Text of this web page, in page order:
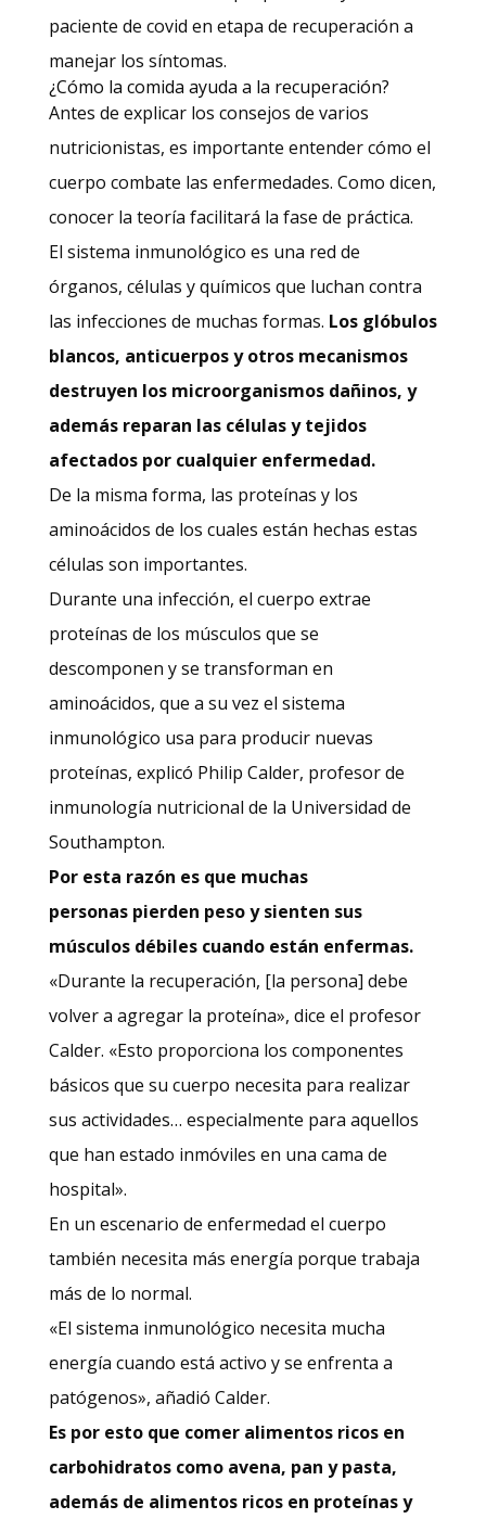
paciente de covid en etapa de recuperación a
manejar los síntomas.
¿Cómo la comida ayuda a la recuperación?
Antes de explicar los consejos de varios
nutricionistas, es importante entender cómo el
cuerpo combate las enfermedades. Como dicen,
conocer la teoría facilitará la fase de práctica.
El sistema inmunológico es una red de
órganos, células y químicos que luchan contra
las infecciones de muchas formas. Los glóbulos
blancos, anticuerpos y otros mecanismos
destruyen los microorganismos dañinos, y
además reparan las células y tejidos
afectados por cualquier enfermedad.
De la misma forma, las proteínas y los
aminoácidos de los cuales están hechas estas
células son importantes.
Durante una infección, el cuerpo extrae
proteínas de los músculos que se
descomponen y se transforman en
aminoácidos, que a su vez el sistema
inmunológico usa para producir nuevas
proteínas, explicó Philip Calder, profesor de
inmunología nutricional de la Universidad de
Southampton.
Por esta razón es que muchas
personaspierden peso y sienten sus
músculos débiles cuando están enfermas.
«Durante la recuperación, [la persona] debe
volver a agregar la proteína», dice el profesor
Calder. «Esto proporciona los componentes
básicos que su cuerpo necesita para realizar
sus actividades… especialmente para aquellos
que han estado inmóviles en una cama de
hospital».
En un escenario de enfermedad el cuerpo
también necesita más energía porque trabaja
más de lo normal.
«El sistema inmunológico necesita mucha
energía cuando está activo y se enfrenta a
patógenos», añadió Calder.
Es por esto que comer alimentos ricos en
carbohidratos como avena, pan y pasta,
además de alimentos ricos en proteínas y